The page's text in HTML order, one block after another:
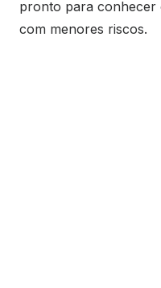
pronto para conhecer
com menores riscos.